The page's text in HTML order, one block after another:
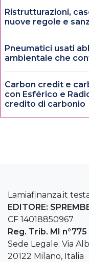
Ristrutturazioni,
nuove regole e
Pneumatici usati
ambientale che
Carbon credit e
con Esférico e
credito di carbonio
Lamiafinanza.it
EDITORE:
CF 14018850967
Reg. Trib. MI
Sede Legale: Via
20122 Milano, Italia